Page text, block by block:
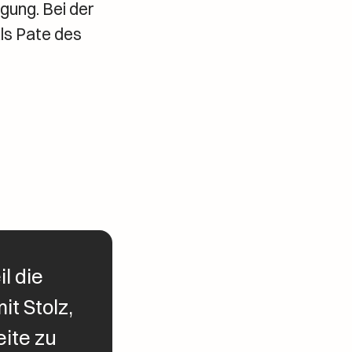
Bei der
Pate des
die
Stolz,
zu